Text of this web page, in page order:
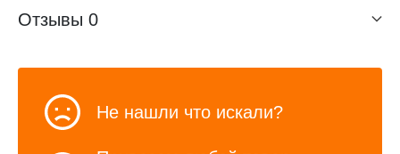
Отзывы 0
Не нашли что искали?